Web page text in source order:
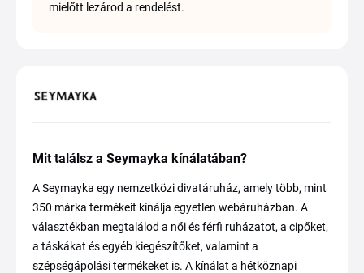
mielőtt lezárod a rendelést.
Mit találsz a Seymayka kínálatában?
A Seymayka egy nemzetközi divatáruház, amely több, mint
350 márka termékeit kínálja egyetlen webáruházban. A
választékban megtalálod a női és férfi ruházatot, a cipőket,
a táskákat és egyéb kiegészítőket, valamint a
szépségápolási termékeket is. A kínálat a hétköznapi